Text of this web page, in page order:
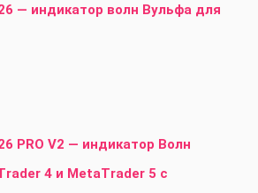
— индикатор волн Вульфа для
PRO V2 — индикатор Волн
4 и MetaTrader 5 с